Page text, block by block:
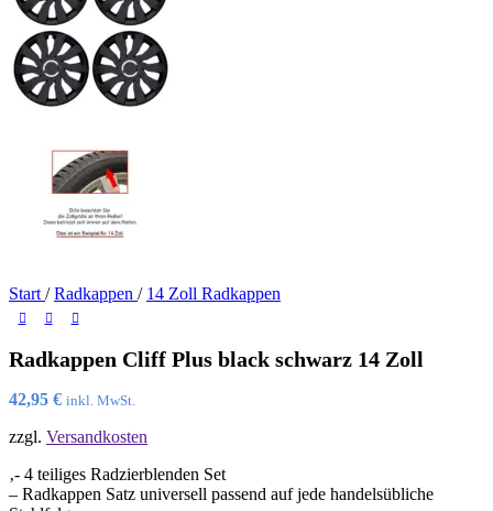
Start/ Radkappen / 14 Zoll Radkappen
Radkappen Cliff Plus black schwarz 14 Zoll
42,95 € inkl. MwSt.
zzgl. Versandkosten
‚- 4 teiliges Radzierblenden Set
– Radkappen Satz universell passend auf jede handelsübliche